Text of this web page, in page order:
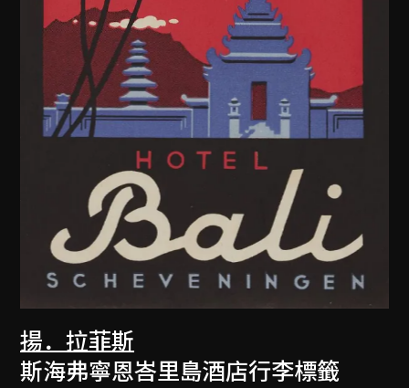
揚．拉菲斯
斯海弗寧恩峇里島酒店行李標籤